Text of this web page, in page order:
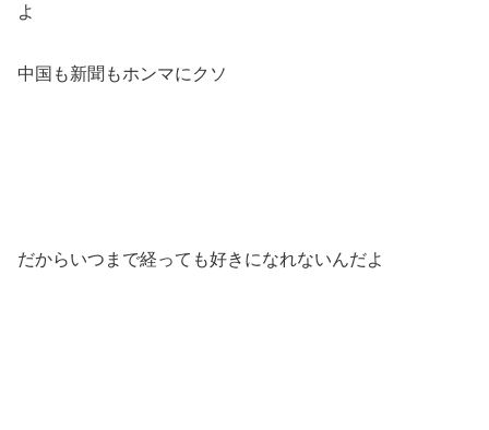
よ
中国も新聞もホンマにクソ
だからいつまで経っても好きになれないんだよ